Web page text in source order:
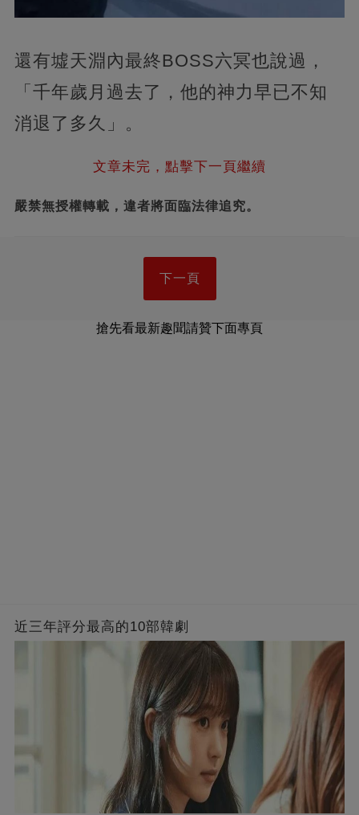
還有墟天淵內最終BOSS六冥也說過，
「千年歲月過去了，他的神力早已不知
消退了多久」。
文章未完，點擊下一頁繼續
嚴禁無授權轉載，違者將面臨法律追究。
下一頁
搶先看最新趣聞請贊下面專頁
近三年評分最高的10部韓劇